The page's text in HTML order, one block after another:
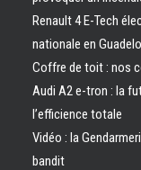
Renault 4 E-Tech
nationale en
Coffre de toit : nos
Audi A2 e-tron : la
l’efficience totale
Vidéo : la
bandit